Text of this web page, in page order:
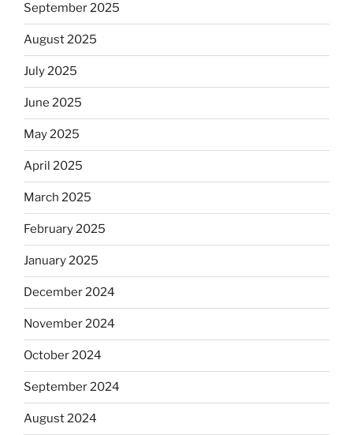
September 2025
August 2025
July 2025
June 2025
May 2025
April 2025
March 2025
February 2025
January 2025
December 2024
November 2024
October 2024
September 2024
August 2024